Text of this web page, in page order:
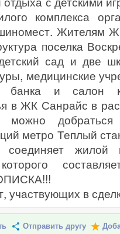
комплекса
Жителям
поселка
сад и две
медицинские
банка и салон
в ЖК Санрайс в
добраться
метро Теплый
соединяет
участвующих в
Отправить другу